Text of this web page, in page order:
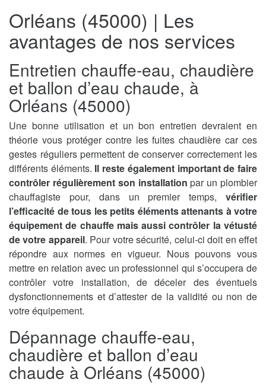
Orléans (45000) | Les
avantages de nos services
Entretien chauffe-eau, chaudière
et ballon d’eau chaude, à
Orléans (45000)
Une bonne utilisation et un bon entretien devraient en
théorie vous protéger contre les fuites chaudière car ces
gestes réguliers permettent de conserver correctement les
différents éléments. Il reste également important de faire
contrôler régulièrement son installation par un plombier
chauffagiste pour, dans un premier temps, vérifier
l’efficacité de tous les petits éléments attenants à votre
équipement de chauffe mais aussi contrôler la vétusté
de votre appareil. Pour votre sécurité, celui-ci doit en effet
répondre aux normes en vigueur. Nous pouvons vous
mettre en relation avec un professionnel qui s’occupera de
contrôler votre installation, de déceler des éventuels
dysfonctionnements et d’attester de la validité ou non de
votre équipement.
Dépannage chauffe-eau,
chaudière et ballon d’eau
chaude à Orléans (45000)